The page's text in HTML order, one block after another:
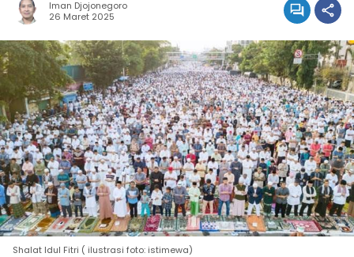
Iman Djojonegoro
26 Maret 2025
Shalat Idul Fitri ( ilustrasi foto: istimewa)